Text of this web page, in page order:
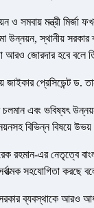
ও সমবায় মন্ত্রী
উন্নয়ন, স্থানীয় সরকার
আরও জোরদার হবে বলে
জাইকার প্রেসিডেন্ট ড.
এবং ভবিষ্যৎ
বিভিন্ন বিষয়ে উভয়
তারেক রহমান-এর
সহযোগিতা করছে
ব্যবস্থাকে আরও